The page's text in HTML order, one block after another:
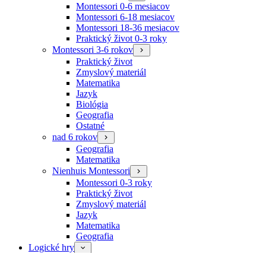
Montessori 0-6 mesiacov
Montessori 6-18 mesiacov
Montessori 18-36 mesiacov
Praktický život 0-3 roky
Montessori 3-6 rokov
Praktický život
Zmyslový materiál
Matematika
Jazyk
Biológia
Geografia
Ostatné
nad 6 rokov
Geografia
Matematika
Nienhuis Montessori
Montessori 0-3 roky
Praktický život
Zmyslový materiál
Jazyk
Matematika
Geografia
Logické hry